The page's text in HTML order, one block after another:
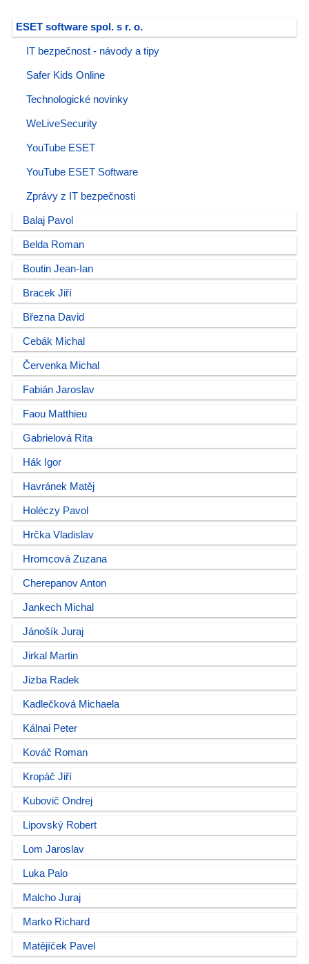
ESET software spol. s r. o.
IT bezpečnost - návody a tipy
Safer Kids Online
Technologické novinky
WeLiveSecurity
YouTube ESET
YouTube ESET Software
Zprávy z IT bezpečnosti
Balaj Pavol
Belda Roman
Boutin Jean-Ian
Bracek Jiří
Března David
Cebák Michal
Červenka Michal
Fabián Jaroslav
Faou Matthieu
Gabrielová Rita
Hák Igor
Havránek Matěj
Holéczy Pavol
Hrčka Vladislav
Hromcová Zuzana
Cherepanov Anton
Jankech Michal
Jánošík Juraj
Jirkal Martin
Jizba Radek
Kadlečková Michaela
Kálnai Peter
Kováč Roman
Kropáč Jiří
Kubovič Ondrej
Lipovský Robert
Lom Jaroslav
Luka Palo
Malcho Juraj
Marko Richard
Matějíček Pavel